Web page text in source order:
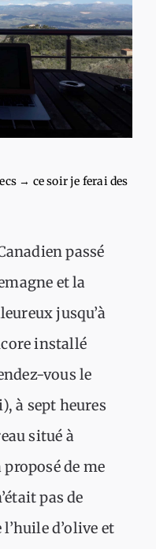
→ ce soir je ferai des
passé
et la
jusqu’à
installé
vous le
à sept heures
situé à
proposé de me
pas de
d’olive et